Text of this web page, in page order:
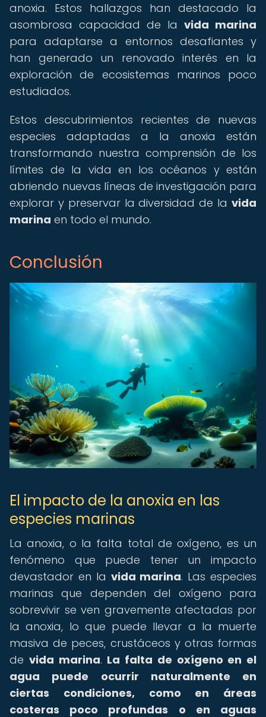
anoxia. Estos hallazgos han destacado la
asombrosa capacidad de la vida marina
para adaptarse a entornos desafiantes y
han generado un renovado interés en la
exploración de ecosistemas marinos poco
estudiados.
Estos descubrimientos recientes de nuevas
especies adaptadas a la anoxia están
transformando nuestra comprensión de los
límites de la vida en los océanos y están
abriendo nuevas líneas de investigación para
explorar y preservar la diversidad de la vida
marina en todo el mundo.
Conclusión
El impacto de la anoxia en las
especies marinas
La anoxia, o la falta total de oxígeno, es un
fenómeno que puede tener un impacto
devastador en la vida marina. Las especies
marinas que dependen del oxígeno para
sobrevivir se ven gravemente afectadas por
la anoxia, lo que puede llevar a la muerte
masiva de peces, crustáceos y otras formas
de vida marina. La falta de oxígeno en el
agua puede ocurrir naturalmente en
ciertas condiciones, como en áreas
costeras poco profundas o en aguas